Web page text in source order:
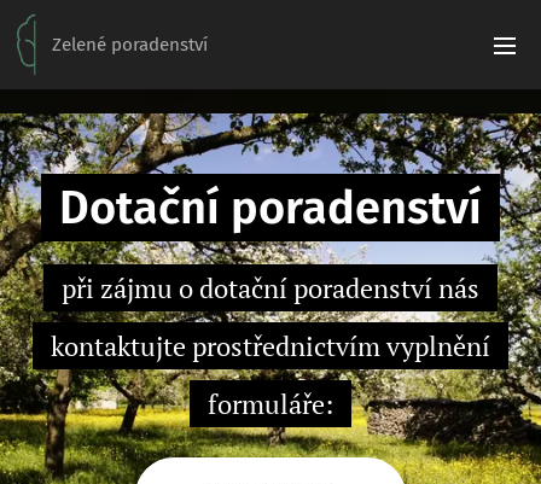
Zelené poradenství
Dotační poradenství
při zájmu o dotační poradenství nás
kontaktujte prostřednictvím vyplnění
formuláře: